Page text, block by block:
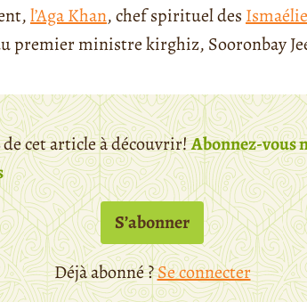
l’Aga Khan, chef spirituel des
premier ministre kirghiz, Sooronbay
de cet article à découvrir!Abonnez-vous
S’abonner
Déjà abonné ?Se connecter